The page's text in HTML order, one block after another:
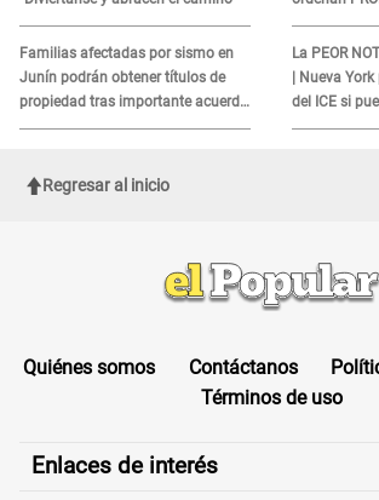
Familias afectadas por sismo en
Junín podrán obtener títulos de
propiedad tras importante acuerdo
de Cofopri
quienes no
DOCUMENTO
La PEOR
| Nueva
del ICE si
ROSTRO
Regresar al inicio
Quiénes somos Contáctanos
Términos de uso
Enlaces de interés